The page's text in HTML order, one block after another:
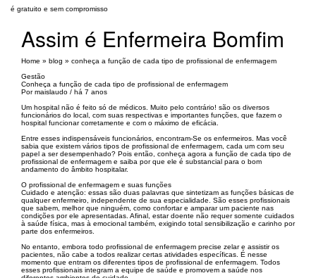
é gratuito e sem compromisso
Assim é Enfermeira Bomfim
Home » blog » conheça a função de cada tipo de profissional de enfermagem
Gestão
Conheça a função de cada tipo de profissional de enfermagem
Por maislaudo / há 7 anos
Um hospital não é feito só de médicos. Muito pelo contrário! são os diversos
funcionários do local, com suas respectivas e importantes funções, que fazem o
hospital funcionar corretamente e com o máximo de eficácia.
Entre esses indispensáveis funcionários, encontram-Se os enfermeiros. Mas você
sabia que existem vários tipos de profissional de enfermagem, cada um com seu
papel a ser desempenhado? Pois então, conheça agora a função de cada tipo de
profissional de enfermagem e saiba por que ele é substancial para o bom
andamento do âmbito hospitalar.
O profissional de enfermagem e suas funções
Cuidado e atenção: essas são duas palavras que sintetizam as funções básicas de
qualquer enfermeiro, independente de sua especialidade. São esses profissionais
que sabem, melhor que ninguém, como confortar e amparar um paciente nas
condições por ele apresentadas. Afinal, estar doente não requer somente cuidados
à saúde física, mas à emocional também, exigindo total sensibilização e carinho por
parte dos enfermeiros.
No entanto, embora todo profissional de enfermagem precise zelar e assistir os
pacientes, não cabe a todos realizar certas atividades específicas. É nesse
momento que entram os diferentes tipos de profissional de enfermagem. Todos
esses profissionais integram a equipe de saúde e promovem a saúde nos